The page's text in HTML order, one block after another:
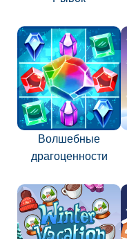
Волшебные
драгоценности